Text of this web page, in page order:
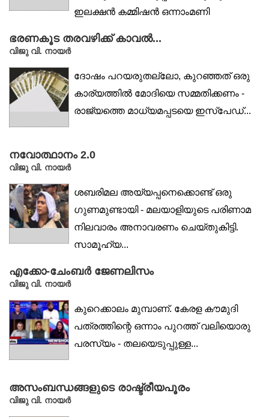
ഇലക്ഷൻ കമ്മിഷൻ ഒന്നാംമണി
ഭരണകൂട തരവഴിക്ക് കാവൽ...
വിജു വി. നായര്‍
ദോഷം പറയരുതല്ലോ, കുറഞ്ഞത് ഒരു
കാര്യത്തിൽ മോദിയെ സമ്മതിക്കണം -
രാജ്യത്തെ മാധ്യമപ്പടയെ ഇസ്‌പേഡ്...
നവോത്ഥാനം 2.0
വിജു വി. നായര്‍
ശബരിമല അയ്യപ്പനെക്കൊണ്ട് ഒരു
ഗുണമുണ്ടായി - മലയാളിയുടെ പരിണാമ
നിലവാരം അനാവരണം ചെയ്തുകിട്ടി.
സാമൂഹ്യ...
എക്കോ-ചേംബർ ജേണലിസം
വിജു വി. നായര്‍
കുറെക്കാലം മുമ്പാണ്. കേരള കൗമുദി
പത്രത്തിന്റെ ഒന്നാം പുറത്ത് വലിയൊരു
പരസ്യം - തലയെടുപ്പുള്ള...
അസംബന്ധങ്ങളുടെ രാഷ്ട്രീയപൂരം
വിജു വി. നായര്‍